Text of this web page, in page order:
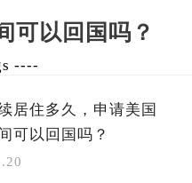
可以回国吗？
----
居住多久，申请美国
可以回国吗？